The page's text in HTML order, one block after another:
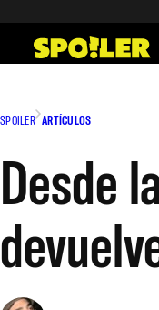
contenido
SPOILER ARTÍCULOS
Desde